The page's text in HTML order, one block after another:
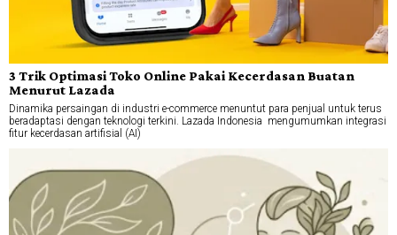
3 Trik Optimasi Toko Online Pakai Kecerdasan Buatan
Menurut Lazada
Dinamika persaingan di industri e-commerce menuntut para penjual untuk terus
beradaptasi dengan teknologi terkini. Lazada Indonesia mengumumkan integrasi
fitur kecerdasan artifisial (AI)